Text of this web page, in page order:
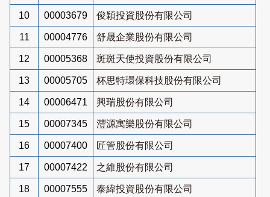
10 00003679 俊穎投資股份有限公司
11 00004776 舒晟企業股份有限公司
12 00005368 斑斑天使投資股份有限公司
13 00005705 杯思特環保科技股份有限公司
14 00006471 興瑞股份有限公司
15 00007345 灃源寓樂股份有限公司
16 00007400 匠管股份有限公司
17 00007422 之維股份有限公司
18 00007555 泰緯投資股份有限公司